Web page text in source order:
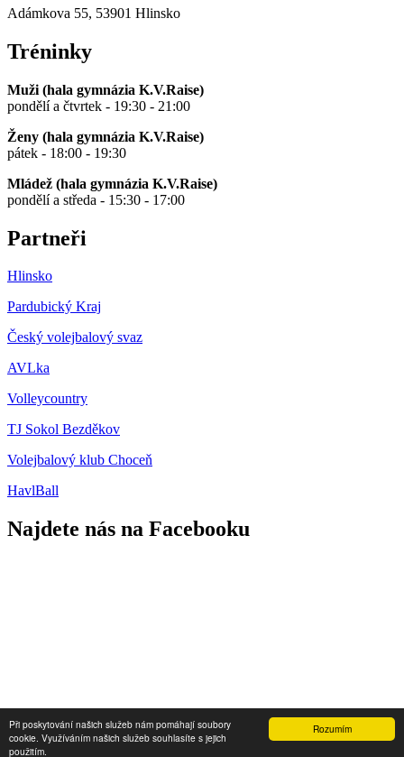
Rozumím
Při poskytování našich služeb nám pomáhají soubory
cookie. Využíváním našich služeb souhlasíte s jejich
použitím.
Adámkova 55, 53901 Hlinsko
Tréninky
Muži (hala gymnázia K.V.Raise)
pondělí a čtvrtek - 19:30 - 21:00
Ženy (hala gymnázia K.V.Raise)
pátek - 18:00 - 19:30
Mládež (hala gymnázia K.V.Raise)
pondělí a středa - 15:30 - 17:00
Partneři
Hlinsko
Pardubický Kraj
Český volejbalový svaz
AVLka
Volleycountry
TJ Sokol Bezděkov
Volejbalový klub Choceň
HavlBall
Najdete nás na Facebooku
Přihlášení
2013 - 2026 © SKO Hlinsko